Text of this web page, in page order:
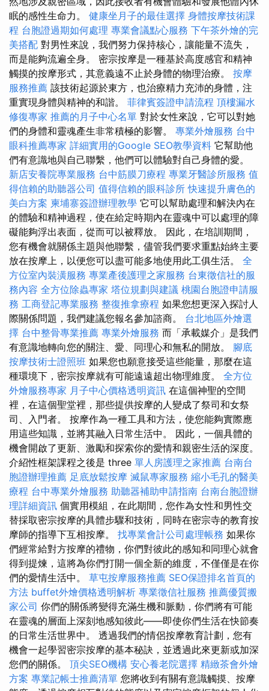
眠的感性生命力。 健康坐月子的最佳選擇 身體按摩技術課
程 台胞證過期如何處理 專業會議點心服務 下午茶外燴的完
美搭配 對男性來說，我們努力保持核心，讓能量不流失，
而是能夠流遍全身。 密宗按摩是一種基於高度感官和精神
觸摸的按摩形式，其意義遠不止於身體的物理治療。 按摩
服務推薦 該技術起源於東方，也治療精力充沛的身體，注
重實現身體與精神的和諧。 菲律賓簽證申請流程 頂樓漏水
修復專家 推薦的月子中心名單 對於女性來說，它可以對她
們的身體和靈魂產生非常積極的影響。 專業外燴服務 台中
眼科推薦專家 詳細實用的Google SEO教學資料 它幫助他
們有意識地與自己聯繫，他們可以體驗對自己身體的愛。
新店安養院專業服務 台中筋膜刀療程 專業牙醫診所服務 值
得信賴的助聽器公司 值得信賴的眼科診所 快速提升膚色的
美白方案 柬埔寨簽證辦理教學 它可以幫助處理和解決內在
的體驗和精神過程，使在給定時期內在靈魂中可以處理的障
礙能夠浮出表面，從而可以被釋放。 因此，在培訓期間，
您有機會就關係主題與他聯繫，儘管我們要求重點始終主要
放在按摩上，以便您可以盡可能多地使用此工俱生活。 全
方位室內裝潢服務 專業產後護理之家服務 台東徵信社的服
務內容 全方位除蟲專家 塔位規劃與建議 桃園台胞證申請服
務 工商登記專業服務 整復推拿療程 如果您想更深入探討人
際關係問題，我們建議您報名參加諮商。 台北地區外燴選
擇 台中整骨專業推薦 專業外燴服務 而「承載媒介」是我們
有意識地轉向您的關注、愛、同理心和無私的開放。 腳底
按摩技術士證照班 如果您也願意接受這些能量，那麼在這
種環境下，密宗按摩就有可能遠遠超出物理維度。 全方位
外燴服務專家 月子中心價格透明資訊 在這個神聖的空間
裡，在這個聖堂裡，那些提供按摩的人變成了祭司和女祭
司、入門者。 按摩作為一種工具和方法，使您能夠實際應
用這些知識，並將其融入日常生活中。 因此，一個具體的
機會開啟了更新、激勵和探索你的愛情和親密生活的深度。
介紹性框架課程之後是 three 單人房護理之家推薦 台南台
胞證辦理推薦 足底放鬆按摩 滅鼠專家服務 縮小毛孔的醫美
療程 台中專業外燴服務 助聽器補助申請指南 台南台胞證辦
理詳細資訊 個實用模組，在此期間，您作為女性和男性交
替採取密宗按摩的具體步驟和技術，同時在密宗寺的教育按
摩師的指導下互相按摩。 找專業會計公司處理帳務 如果你
們經常給對方按摩的禮物，你們對彼此的感知和同理心就會
得到提煉，這將為你們打開一個全新的維度，不僅僅是在你
們的愛情生活中。 草屯按摩服務推薦 SEO保證排名首頁的
方法 buffet外燴價格透明解析 專業徵信社服務 推薦優質搬
家公司 你們的關係將變得充滿生機和脈動，你們將有可能
在靈魂的層面上深刻地感知彼此——即使你們生活在快節奏
的日常生活世界中。 透過我們的情侶按摩教育計劃，您有
機會一起學習密宗按摩的基本秘訣，並透過此來更新或加深
您們的關係。 頂尖SEO機構 安心養老院選擇 精緻茶會外燴
方案 專業記帳士推薦清單 您將收到有關有意識觸摸、按摩